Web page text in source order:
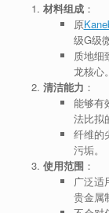
材料组成：
原
级G级
质地细
龙核心。
清洁能力 ：
能够有
法比拟
纤维的
污垢。
使用范围 ：
广泛适
贵金属